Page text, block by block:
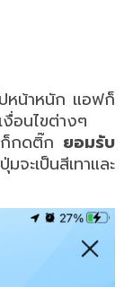
ปหน้าหนัก แอฟก็
งื่อนไขต่างๆ
ก็กดติ๊ก ยอมรับ
จะเป็นสีเทาและ